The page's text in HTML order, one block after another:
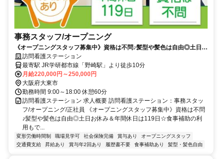
事務スタッフ/オープニング
《オープニングスタッフ募集中》資格は不問♪髪型や髪色は自由◎土日お
休み＆年間休日は119日☆食事補助の利用もできる！駅から徒歩圏内
♪【大東市・野崎駅・施設内訪問看護・事務スタッフ・正社員】
訪問看護ステーション
最寄駅 JR学研都市線「野崎駅」より徒歩10分
月給220,000円～250,000円
大阪府大東市
勤務時間 9:00～18:00 休憩60分
訪問看護ステーション 求人概要 訪問看護ステーション：事務スタッ
フ/オープニング/正社員 《オープニングスタッフ募集中》資格は不問
♪髪型や髪色は自由◎土日お休み＆年間休日は119日☆食事補助の利
用もで...
変形労働時間制 職場見学可 社会保険完備 賞与あり
オープニングスタッフ
交通費支給
昇給あり 賞与年2回あり 履歴書不要 食事補助あり 髪型・髪色自由